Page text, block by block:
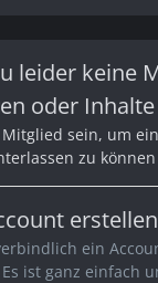
oderRegistrierenum
für dein Verständins!
dein Verständins!
leider keine
oder
sein, um
zu können
erstellen
ein
ist ganz einfach